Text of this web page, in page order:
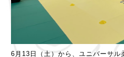
6月13日（土）から、ユニバーサル